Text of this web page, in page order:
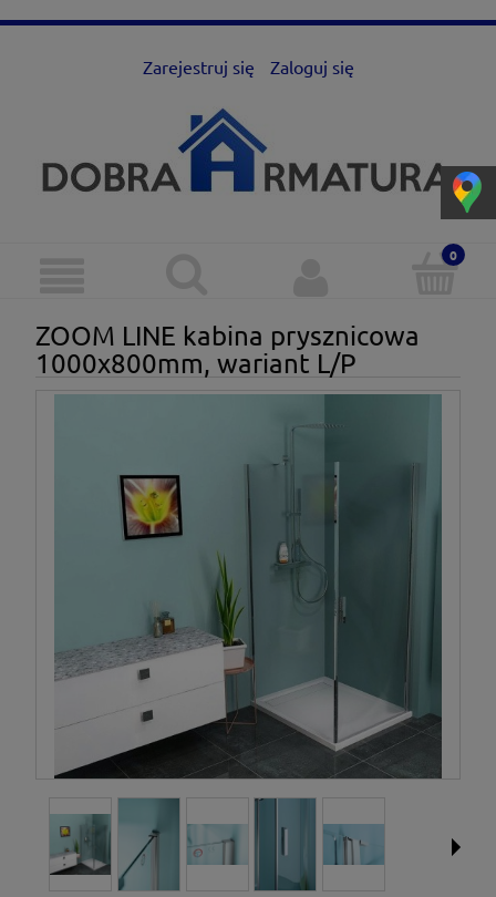
Zarejestruj się Zaloguj się
ZOOM LINE kabina prysznicowa
1000x800mm, wariant L/P